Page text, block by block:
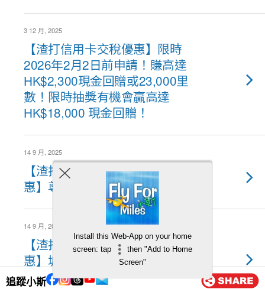
追蹤小斯
3 12 月, 2025
【渣打信用卡交稅優惠】限時
2026年2月2日前申請！賺高達
HK$2,300現金回贈或23,000里
數！限時抽獎有機會贏高達
HK$18,000 現金回贈！
14 9 月, 2025
【渣打信用卡中國移動香港優
惠】尊享10,000 MyLink 積分！
14 9 月, 2025
【渣打信用卡網上票務平台優
惠】城市售票網、快達票、
Cityline 高達2%現金回贈！
Install this Web-App on your home
screen: tap
then "Add to Home
Screen"